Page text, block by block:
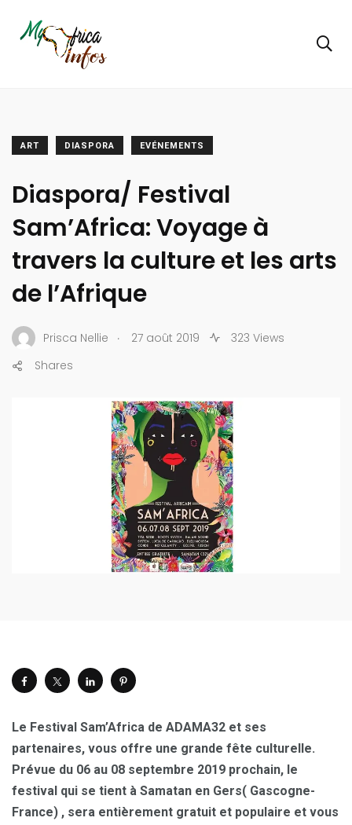
ART DIASPORA EVÉNEMENTS
Diaspora/ Festival
Sam’Africa: Voyage à
travers la culture et les arts
de l’Afrique
Prisca Nellie . 27 août 2019
323 Views
Shares
Le Festival Sam’Africa de ADAMA32 et ses
partenaires, vous offre une grande fête culturelle.
Prévue du 06 au 08 septembre 2019 prochain, le
festival qui se tient à Samatan en Gers( Gascogne-
France) , sera entièrement gratuit et populaire et vous